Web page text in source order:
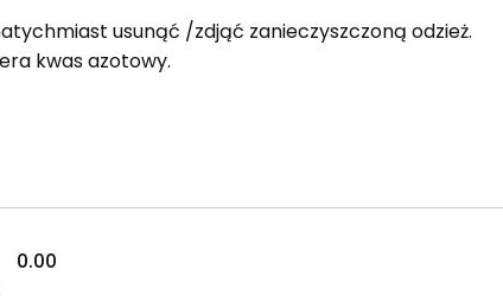
usunąć /zdjąć zanieczyszczoną odzież.
kwas azotowy.
0.00